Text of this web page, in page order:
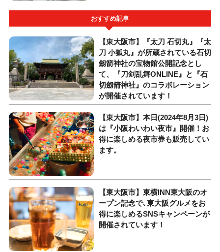
おすすめ記事
【東大阪市】『太刀 石切丸』『太
刀 小狐丸』が所蔵されている石切
劔箭神社の宝物館公開記念とし
て、『刀剣乱舞ONLINE』と『石
切劔箭神社』のコラボレーション
が開催されています！
【東大阪市】本日(2024年8月3日)
は『小阪わいわい夜市』開催！お
得に楽しめる夜市券も販売してい
ます。
【東大阪市】東横INN東大阪のオ
ープン記念で､東大阪グルメをお
得に楽しめるSNSキャンペーンが
開催されています！